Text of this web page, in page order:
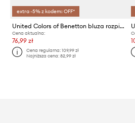
extra -5% z kodem: OFF*
United Colors of Benetton bluza rozpinana dziecięca bawełniana
Cena aktualna:
76,99 zł
Cena regularna:109,99 zł
Najniższa cena:82,99 zł